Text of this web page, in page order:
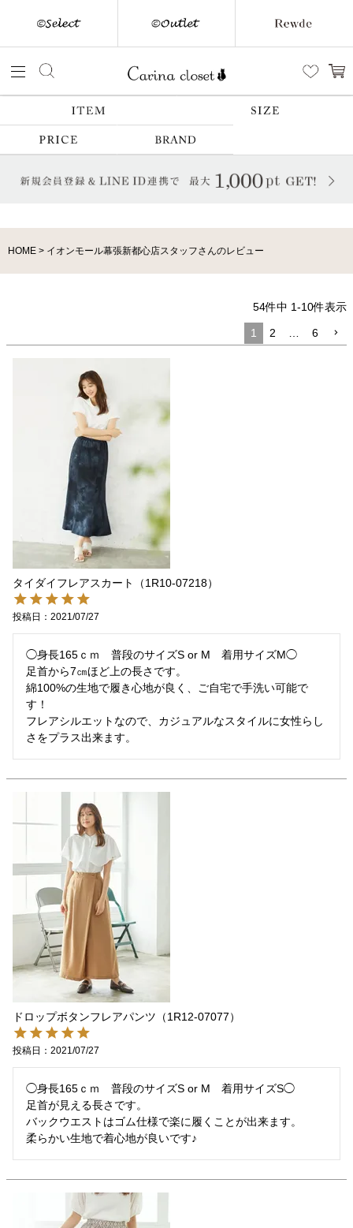
HOME イオンモール幕張新都心店スタッフさんのレビュー
54件中 1-10件表示
1 2 6
タイダイフレアスカート（1R10-07218）
投稿日 2021/07/27
◯身長165ｃｍ　普段のサイズS or M　着用サイズM◯
足首から7㎝ほど上の長さです。
綿100%の生地で履き心地が良く、ご自宅で手洗い可能で
す！
フレアシルエットなので、カジュアルなスタイルに女性らし
ドロップボタンフレアパンツ（1R12-07077）
投稿日 2021/07/27
◯身長165ｃｍ　普段のサイズS or M　着用サイズS◯
足首が見える長さです。
バックウエストはゴム仕様で楽に履くことが出来ます。
柔らかい生地で着心地が良いです♪